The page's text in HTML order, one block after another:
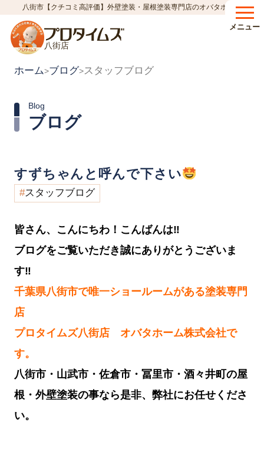
八街市【クチコミ高評価】外壁塗装・屋根塗装専門店のオバタホーム
八街店
メニュー
ホーム>ブログ>スタッフブログ
ブログ
Blog
すずちゃんと呼んで下さい
スタッフブログ
皆さん、こんにちわ！こんばんは‼︎
ブログをご覧いただき誠にありがとうございま
す‼︎
千葉県八街市で唯一ショールームがある塗装専門
店
プロタイムズ八街店 オバタホーム株式会社で
す。
八街市・山武市・佐倉市・冨里市・酒々井町の屋
根・外壁塗装の事なら是非、弊社にお任せくださ
い。